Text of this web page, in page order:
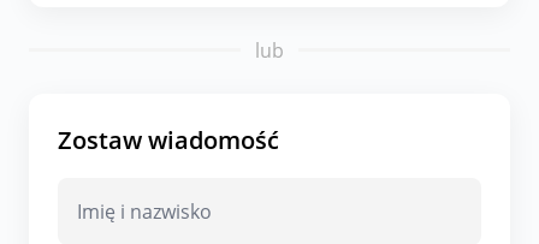
lub
Zostaw wiadomość